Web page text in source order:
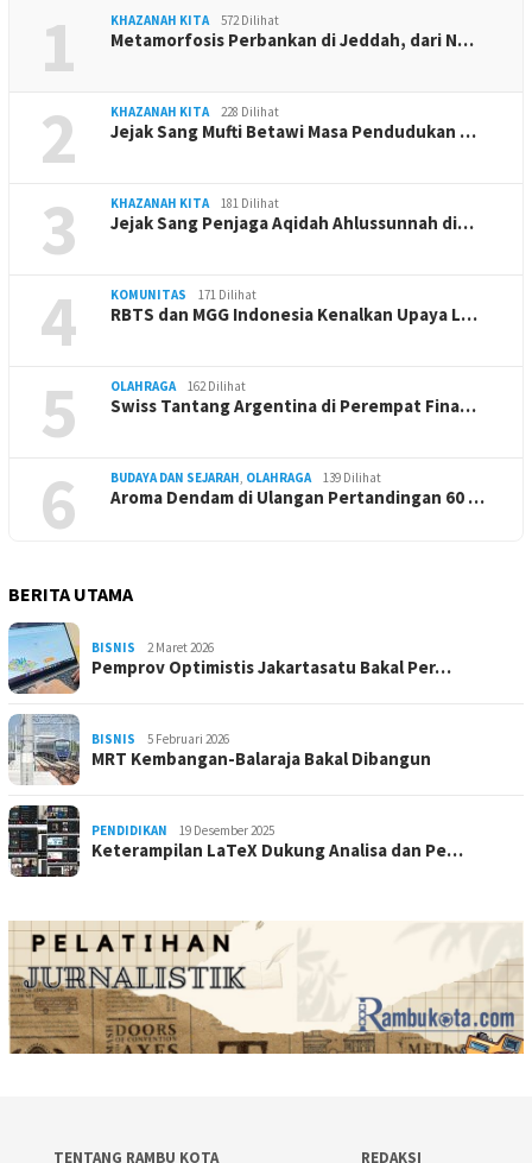
1 KHAZANAH KITA 572 Dilihat
Metamorfosis Perbankan di Jeddah, dari N…
2 KHAZANAH KITA 228 Dilihat
Jejak Sang Mufti Betawi Masa Pendudukan …
3 KHAZANAH KITA 181 Dilihat
Jejak Sang Penjaga Aqidah Ahlussunnah di…
4 KOMUNITAS 171 Dilihat
RBTS dan MGG Indonesia Kenalkan Upaya L…
5 OLAHRAGA 162 Dilihat
Swiss Tantang Argentina di Perempat Fina…
6 BUDAYA DAN SEJARAH, OLAHRAGA 139 Dilihat
Aroma Dendam di Ulangan Pertandingan 60 …
BERITA UTAMA
BISNIS 2 Maret 2026
Pemprov Optimistis Jakartasatu Bakal Per…
BISNIS 5 Februari 2026
MRT Kembangan-Balaraja Bakal Dibangun
PENDIDIKAN 19 Desember 2025
Keterampilan LaTeX Dukung Analisa dan Pe…
TENTANG RAMBU KOTA REDAKSI